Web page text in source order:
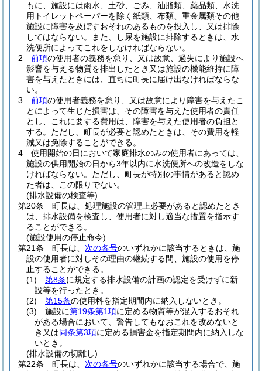
もに、施設には雨水、土砂、ごみ、油脂類、薬品類、水洗
用トイレットペーパーを除く紙類、布類、重金属類その他
施設に障害を及ぼすおそれのあるものを投入し、又は排除
してはならない。
また、し尿を施設に排除するときは、水
洗便所によってこれをしなければならない。
2
前項の使用者の義務を怠り、又は故意、過失により施設へ
影響を与える物質を排出したとき又は施設の機能維持に障
害を与えたときには、直ちに町長に届け出なければならな
い。
3
前項の使用者義務を怠り、又は故意により障害を与えたこ
とによって生じた損害は、その障害を与えた使用者の責任
とし、これに要する費用は、障害を与えた使用者の負担と
する。 ただし、町長が必要と認めたときは、その費用を軽
減又は免除することができる。
4
使用開始の日において家庭排水のみの使用者にあっては、
施設の供用開始の日から3年以内に水洗便所への改造をしな
ければならない。 ただし、町長が特別の事情があると認め
た者は、この限りでない。
(排水設備の検査等)
第20条
町長は、処理施設の管理上必要があると認めたとき
は、排水設備を検査し、使用者に対し適当な措置を指示す
ることができる。
(施設使用の停止命令)
第21条
町長は、 次の各号のいずれかに該当するときは、施
設の使用者に対しその理由の継続する間、施設の使用を停
止することができる。
(1)
第8条に規定する排水設備の計画の認定を受けずに新
設等を行ったとき。
(2)
第15条の使用料を指定期間内に納入しないとき。
(3)
施設に第19条第1項に定める物質等が混入するおそれ
がある場合において、警告してもなおこれを改めないと
き又は同条第3項に定める損害金を指定期間内に納入しな
いとき。
(排水設備の切離し)
第22条
町長は、 次の各号のいずれかに該当する場合で、施